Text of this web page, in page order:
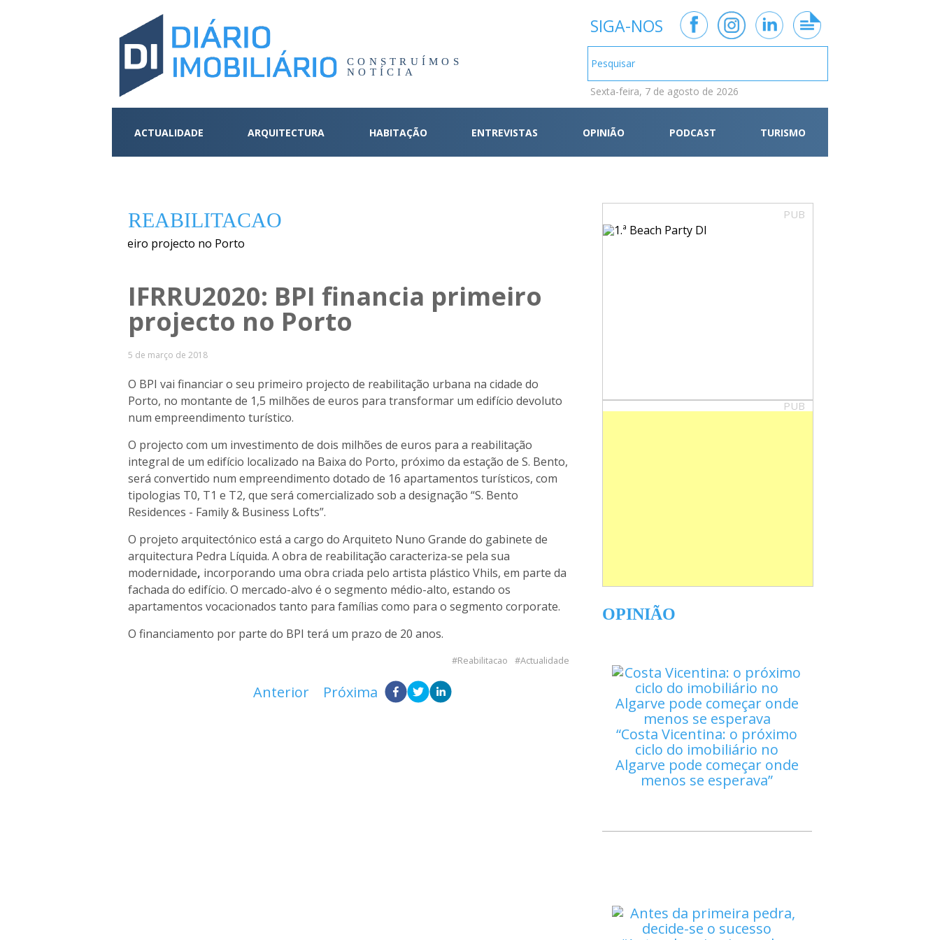
CONSTRUÍMOS
NOTÍCIA
SIGA-NOS
Sexta-feira, 7 de agosto de 2026
ACTUALIDADE ARQUITECTURA HABITAÇÃO ENTREVISTAS OPINIÃO PODCAST TURISMO
REABILITACAO
IFRRU2020: BPI financia primeiro
projecto no Porto
5 de março de 2018
O BPI vai financiar o seu primeiro projecto de reabilitação urbana na cidade do
Porto, no montante de 1,5 milhões de euros para transformar um edifício devoluto
num empreendimento turístico.
O projecto com um investimento de dois milhões de euros para a reabilitação
integral de um edifício localizado na Baixa do Porto, próximo da estação de S. Bento,
será convertido num empreendimento dotado de 16 apartamentos turísticos, com
tipologias T0, T1 e T2, que será comercializado sob a designação “S. Bento
Residences - Family & Business Lofts”.
O projeto arquitectónico está a cargo do Arquiteto Nuno Grande do gabinete de
arquitectura Pedra Líquida. A obra de reabilitação caracteriza-se pela sua
modernidade, incorporando uma obra criada pelo artista plástico Vhils, em parte da
fachada do edifício. O mercado-alvo é o segmento médio-alto, estando os
apartamentos vocacionados tanto para famílias como para o segmento corporate.
O financiamento por parte do BPI terá um prazo de 20 anos.
Reabilitacao Actualidade
Anterior Próxima
PUB
PUB
OPINIÃO
Costa Vicentina: o próximo
ciclo do imobiliário no
Algarve pode começar onde
menos se esperava